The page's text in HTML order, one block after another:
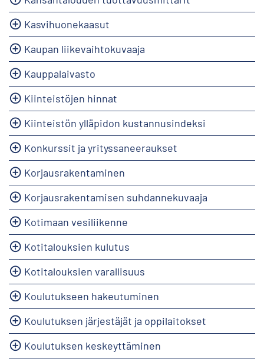
Kasvihuonekaasut
Kaupan liikevaihtokuvaaja
Kauppalaivasto
Kiinteistöjen hinnat
Kiinteistön ylläpidon kustannusindeksi
Konkurssit ja yrityssaneeraukset
Korjausrakentaminen
Korjausrakentamisen suhdannekuvaaja
Kotimaan vesiliikenne
Kotitalouksien kulutus
Kotitalouksien varallisuus
Koulutukseen hakeutuminen
Koulutuksen järjestäjät ja oppilaitokset
Koulutuksen keskeyttäminen